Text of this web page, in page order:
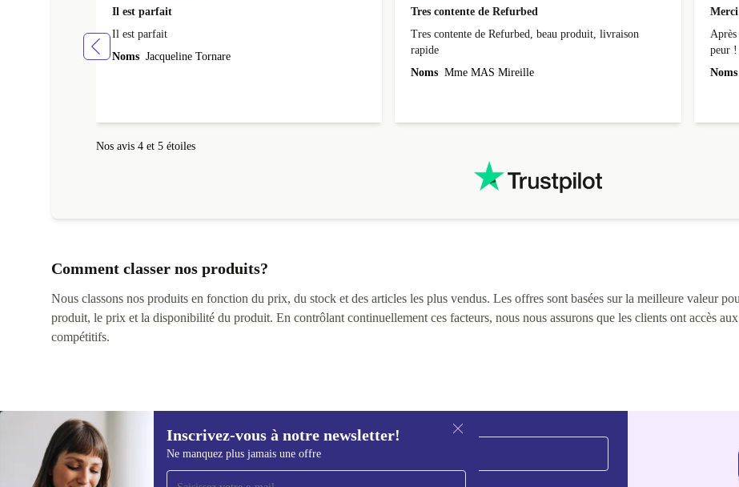
Il est parfait
Il est parfait
Noms Jacqueline Tornare
Tres contente de Refurbed
Tres contente de Refurbed, beau produit, livraison
rapide
Noms Mme MAS Mireille
peur !
reçu
Noms
Nos avis 4 et 5 étoiles
Comment classer nos produits?
Nous classons nos produits en fonction du prix, du stock et des articles les plus vendus. Les offres sont basées sur la meilleure valeur
produit, le prix et la disponibilité du produit. En contrôlant continuellement ces facteurs, nous nous assurons que les clients ont accès
compétitifs.
Inscrivez-vous à notre newsletter!
Ne manquez plus jamais une offre
Recevoir offres et infos de